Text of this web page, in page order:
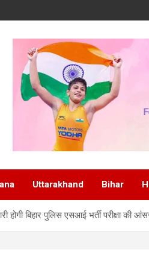
Uttarakhand Bihar
बिहार पुलिस एसआई भर्ती परीक्षा की